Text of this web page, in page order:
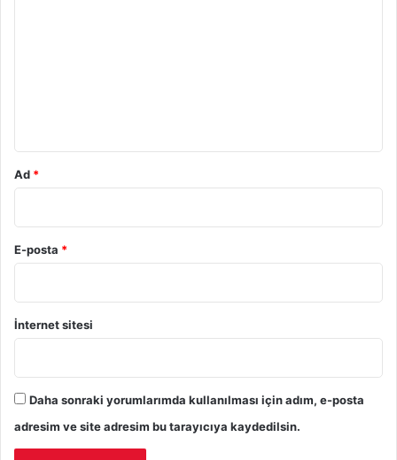
Ad *
E-posta *
İnternet sitesi
Daha sonraki yorumlarımda kullanılması için adım, e-posta
adresim ve site adresim bu tarayıcıya kaydedilsin.